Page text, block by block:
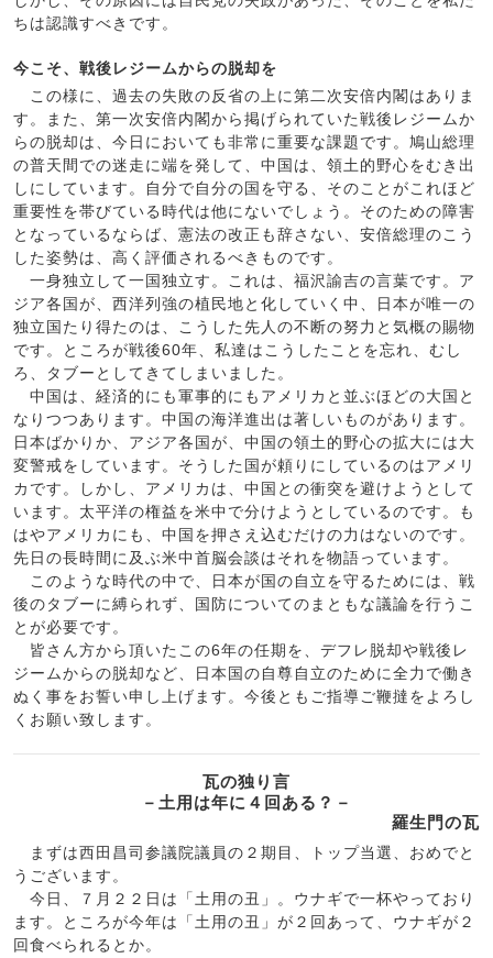
ちは認識すべきです。
今こそ、戦後レジームからの脱却を
この様に、過去の失敗の反省の上に第二次安倍内閣はありま
す。また、第一次安倍内閣から掲げられていた戦後レジームか
らの脱却は、今日においても非常に重要な課題です。鳩山総理
の普天間での迷走に端を発して、中国は、領土的野心をむき出
しにしています。自分で自分の国を守る、そのことがこれほど
重要性を帯びている時代は他にないでしょう。そのための障害
となっているならば、憲法の改正も辞さない、安倍総理のこう
した姿勢は、高く評価されるべきものです。
一身独立して一国独立す。これは、福沢諭吉の言葉です。ア
ジア各国が、西洋列強の植民地と化していく中、日本が唯一の
独立国たり得たのは、こうした先人の不断の努力と気概の賜物
です。ところが戦後60年、私達はこうしたことを忘れ、むし
ろ、タブーとしてきてしまいました。
中国は、経済的にも軍事的にもアメリカと並ぶほどの大国と
なりつつあります。中国の海洋進出は著しいものがあります。
日本ばかりか、アジア各国が、中国の領土的野心の拡大には大
変警戒をしています。そうした国が頼りにしているのはアメリ
カです。しかし、アメリカは、中国との衝突を避けようとして
います。太平洋の権益を米中で分けようとしているのです。も
はやアメリカにも、中国を押さえ込むだけの力はないのです。
先日の長時間に及ぶ米中首脳会談はそれを物語っています。
このような時代の中で、日本が国の自立を守るためには、戦
後のタブーに縛られず、国防についてのまともな議論を行うこ
とが必要です。
皆さん方から頂いたこの6年の任期を、デフレ脱却や戦後レ
ジームからの脱却など、日本国の自尊自立のために全力で働き
ぬく事をお誓い申し上げます。今後ともご指導ご鞭撻をよろし
くお願い致します。
瓦の独り言
－土用は年に４回ある？－
羅生門の瓦
まずは西田昌司参議院議員の２期目、トップ当選、おめでと
うございます。
今日、７月２２日は「土用の丑」。ウナギで一杯やっており
ます。ところが今年は「土用の丑」が２回あって、ウナギが２
回食べられるとか。